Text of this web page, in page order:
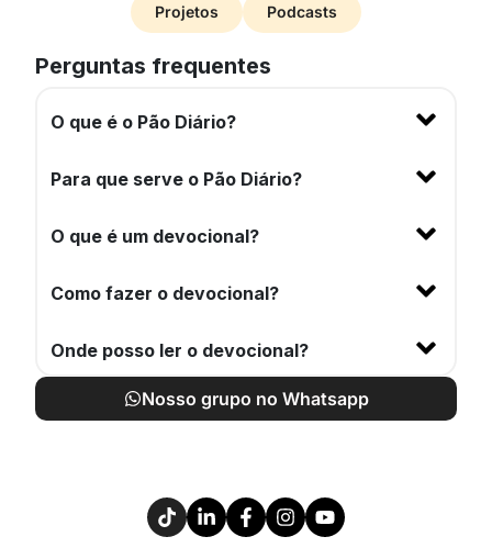
Projetos Podcasts
Perguntas frequentes
O que é o Pão Diário?
Para que serve o Pão Diário?
O que é um devocional?
Como fazer o devocional?
Onde posso ler o devocional?
Nosso grupo no Whatsapp